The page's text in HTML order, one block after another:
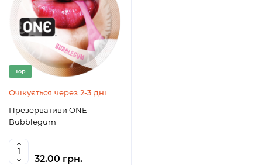
Top
Очікується через 2-3 дні
Презервативи ONE
Bubblegum
32.00 грн.